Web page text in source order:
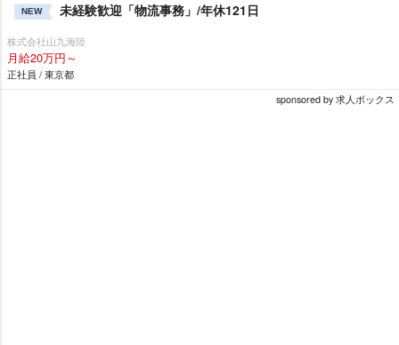
NEW 未経験歓迎「物流事務」/年休121日
株式会社山九海陸
月給20万円～
正社員 / 東京都
sponsored by 求人ボックス